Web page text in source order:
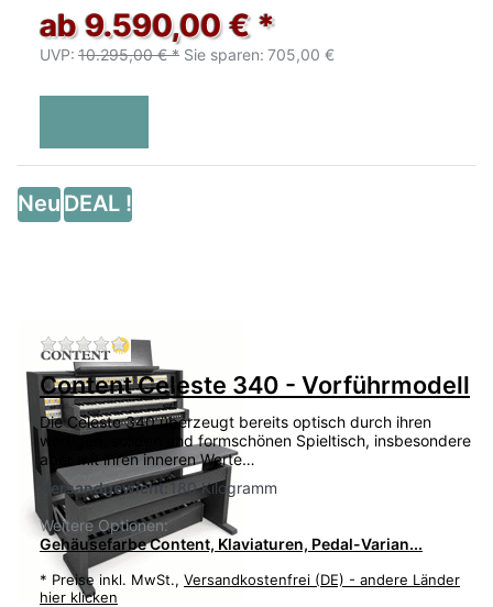
ab 9.590,00 € *
UVP: 10.295,00 € * Sie sparen: 705,00 €
Neu DEAL !
Zu diesem Produkt liegen noch keine
Content Celeste 340 - Vorführmodell
Die Celeste 340 überzeugt bereits optisch durch ihren
wertigen, soliden und formschönen Spieltisch, insbesondere
aber mit ihren inneren Werte…
Versandgewicht:180 Kilogramm
Weitere Optionen:
Gehäusefarbe Content, Klaviaturen, Pedal-Varian...
* Preise inkl. MwSt., Versandkostenfrei (DE) - andere Länder
hier klicken